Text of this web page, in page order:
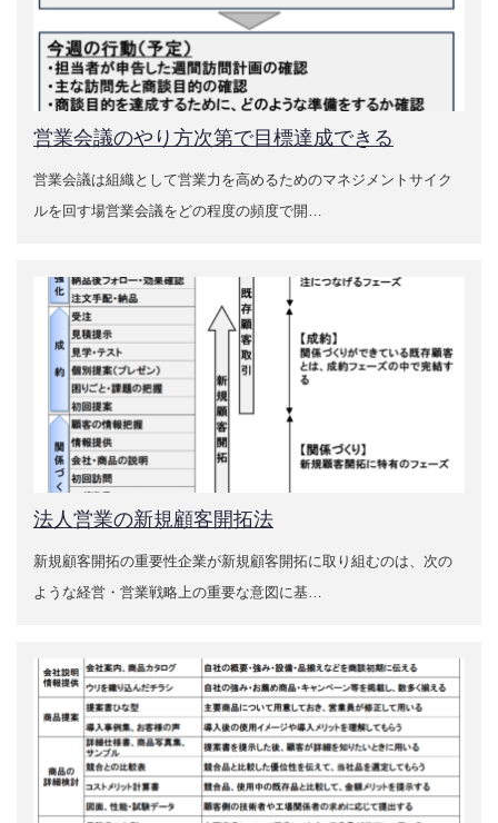
営業会議のやり方次第で目標達成できる
営業会議は組織として営業力を高めるためのマネジメントサイク
ルを回す場営業会議をどの程度の頻度で開…
法人営業の新規顧客開拓法
新規顧客開拓の重要性企業が新規顧客開拓に取り組むのは、次の
ような経営・営業戦略上の重要な意図に基…